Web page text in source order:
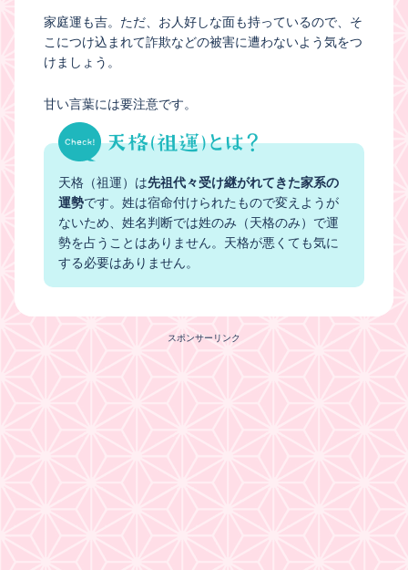
家庭運も吉。ただ、お人好しな面も持っているので、そ
こにつけ込まれて詐欺などの被害に遭わないよう気をつ
けましょう。
甘い言葉には要注意です。
天格（祖運）は先祖代々受け継がれてきた家系の
運勢です。姓は宿命付けられたもので変えようが
ないため、姓名判断では姓のみ（天格のみ）で運
勢を占うことはありません。天格が悪くても気に
する必要はありません。
スポンサーリンク